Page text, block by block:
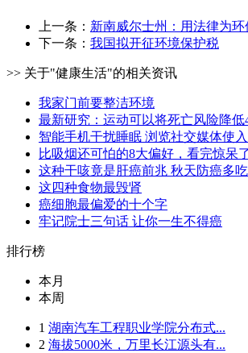
上一条： 新南威尔士州：用法律为环
下一条： 我国拟开征环境保护税
>> 关于"健康生活"的相关资讯
我家门前要整洁环境
最新研究：运动可以将死亡风险降低
智能手机干扰睡眠 浏览社交媒体使
比吸烟还可怕的8大偏好，看完惊呆
这种干咳竟是肝癌前兆 秋天防癌多
这四种食物最毁肾
癌细胞最偏爱的十个字
牢记院士三句话 让你一生不得癌
排行榜
本月
本周
1 湖南汽车工程职业学院分布式...
2 海拔5000米，万里长江源头有...